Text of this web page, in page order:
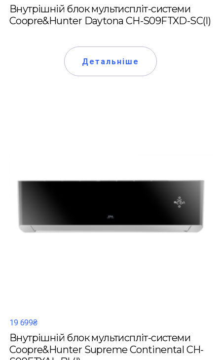
Внутрішній блок мультиспліт-системи
Coopre&Hunter Daytona CH-S09FTXD-SC(I)
Детальніше
19 699₴
Внутрішній блок мультиспліт-системи
Coopre&Hunter Supreme Continental CH-